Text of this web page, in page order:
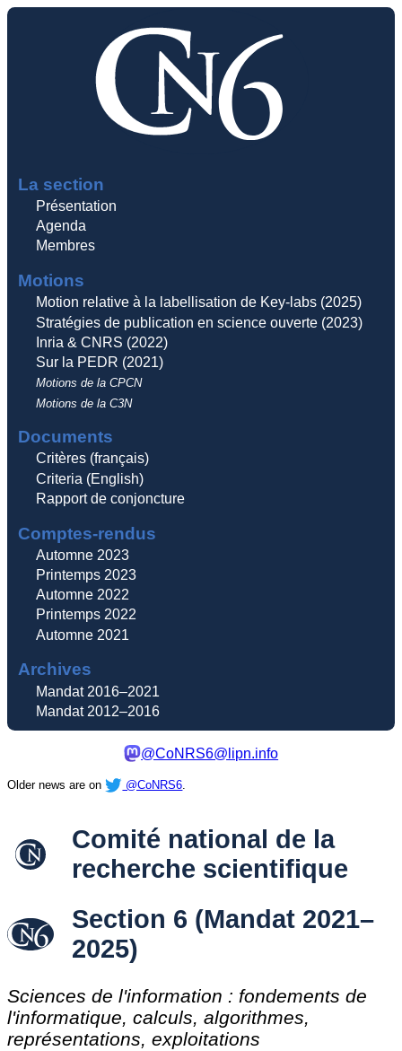
La section
Présentation
Agenda
Membres
Motions
Motion relative à la labellisation de Key-labs (2025)
Stratégies de publication en science ouverte (2023)
Inria & CNRS (2022)
Sur la PEDR (2021)
Motions de la CPCN
Motions de la C3N
Documents
Critères (français)
Criteria (English)
Rapport de conjoncture
Comptes-rendus
Automne 2023
Printemps 2023
Automne 2022
Printemps 2022
Automne 2021
Archives
Mandat 2016–2021
Mandat 2012–2016
@CoNRS6@lipn.info
Older news are on @CoNRS6.
Comité national de la
recherche scientifique
Section 6 (Mandat 2021–
2025)
Sciences de l'information : fondements de
l'informatique, calculs, algorithmes,
représentations, exploitations